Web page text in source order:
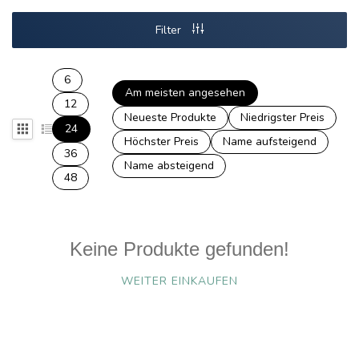
Filter
6
12
24
36
48
Am meisten angesehen
Neueste Produkte
Niedrigster Preis
Höchster Preis
Name aufsteigend
Name absteigend
Keine Produkte gefunden!
WEITER EINKAUFEN